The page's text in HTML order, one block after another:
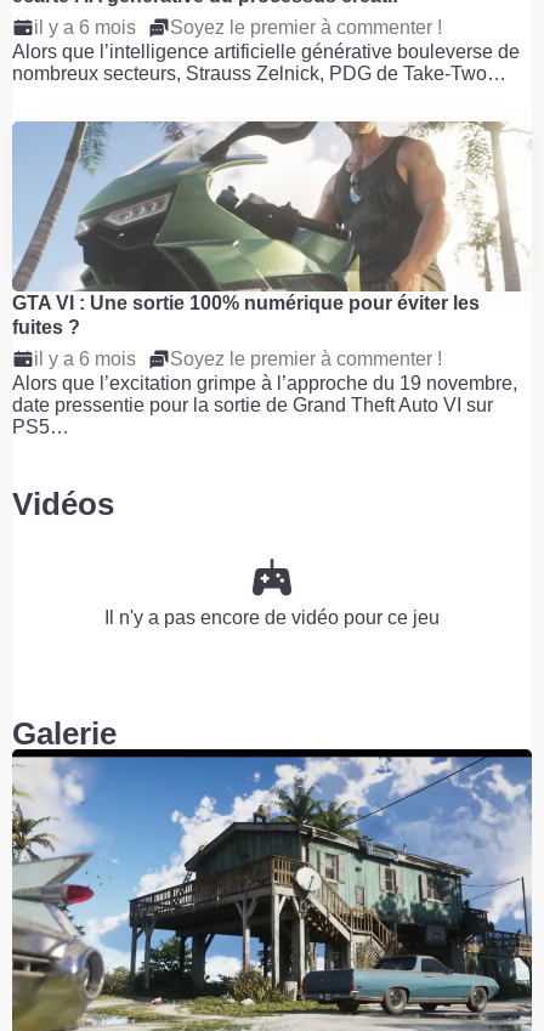
il y a 6 mois
Soyez le premier à commenter !
Alors que l’intelligence artificielle générative bouleverse de
nombreux secteurs, Strauss Zelnick, PDG de Take-Two…
GTA VI : Une sortie 100% numérique pour éviter les
fuites ?
il y a 6 mois
Soyez le premier à commenter !
Alors que l’excitation grimpe à l’approche du 19 novembre,
date pressentie pour la sortie de Grand Theft Auto VI sur
PS5…
Vidéos
Il n'y a pas encore de vidéo pour ce jeu
Galerie